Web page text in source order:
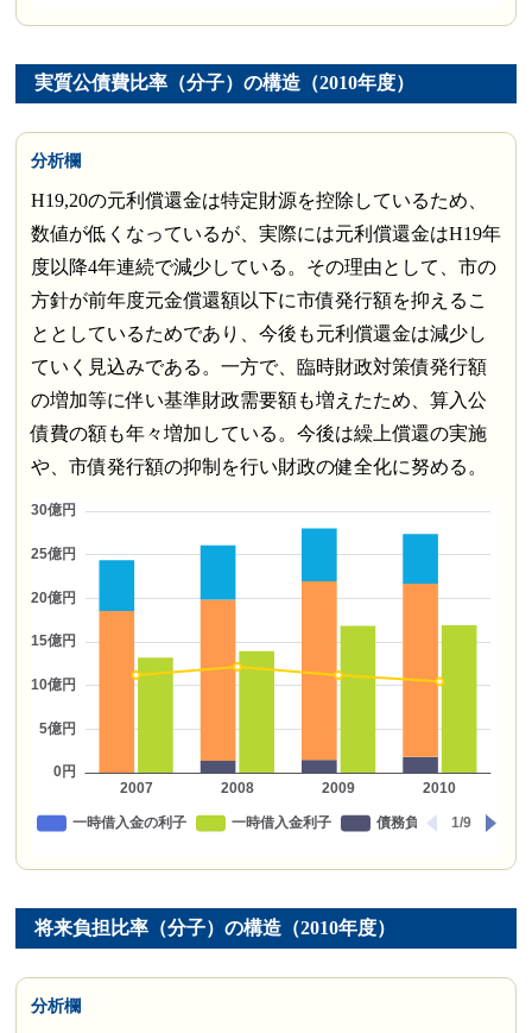
実質公債費比率（分子）の構造（2010年度）
分析欄
H19,20の元利償還金は特定財源を控除しているため、
数値が低くなっているが、実際には元利償還金はH19年
度以降4年連続で減少している。その理由として、市の
方針が前年度元金償還額以下に市債発行額を抑えるこ
ととしているためであり、今後も元利償還金は減少し
ていく見込みである。一方で、臨時財政対策債発行額
の増加等に伴い基準財政需要額も増えたため、算入公
債費の額も年々増加している。今後は繰上償還の実施
や、市債発行額の抑制を行い財政の健全化に努める。
将来負担比率（分子）の構造（2010年度）
分析欄